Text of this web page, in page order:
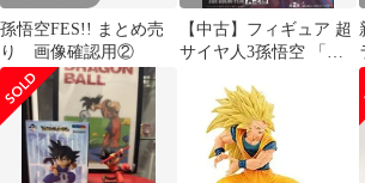
孫悟空FES!! まとめ売
り 画像確認用②
【中古】フィギュア 超
サイヤ人3孫悟空 「ド
空FES!! 其之四